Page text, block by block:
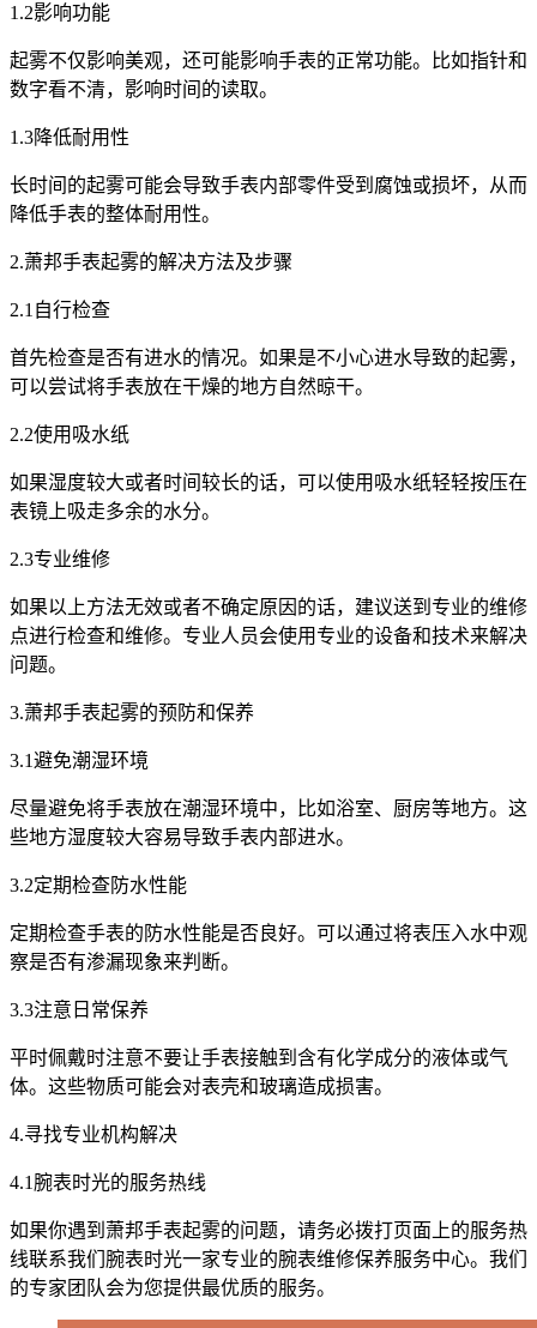
1.2影响功能
起雾不仅影响美观，还可能影响手表的正常功能。比如指针和
数字看不清，影响时间的读取。
1.3降低耐用性
长时间的起雾可能会导致手表内部零件受到腐蚀或损坏，从而
降低手表的整体耐用性。
2.萧邦手表起雾的解决方法及步骤
2.1自行检查
首先检查是否有进水的情况。如果是不小心进水导致的起雾，
可以尝试将手表放在干燥的地方自然晾干。
2.2使用吸水纸
如果湿度较大或者时间较长的话，可以使用吸水纸轻轻按压在
表镜上吸走多余的水分。
2.3专业维修
如果以上方法无效或者不确定原因的话，建议送到专业的维修
点进行检查和维修。专业人员会使用专业的设备和技术来解决
问题。
3.萧邦手表起雾的预防和保养
3.1避免潮湿环境
尽量避免将手表放在潮湿环境中，比如浴室、厨房等地方。这
些地方湿度较大容易导致手表内部进水。
3.2定期检查防水性能
定期检查手表的防水性能是否良好。可以通过将表压入水中观
察是否有渗漏现象来判断。
3.3注意日常保养
平时佩戴时注意不要让手表接触到含有化学成分的液体或气
体。这些物质可能会对表壳和玻璃造成损害。
4.寻找专业机构解决
4.1腕表时光的服务热线
如果你遇到萧邦手表起雾的问题，请务必拨打页面上的服务热
线联系我们腕表时光一家专业的腕表维修保养服务中心。我们
的专家团队会为您提供最优质的服务。